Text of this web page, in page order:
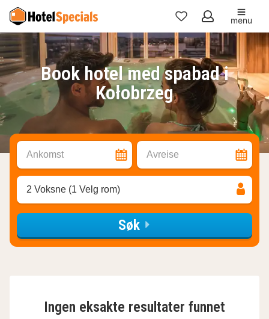
Mine
favoritter
menu
Book hotel med spabad i
Kołobrzeg
Ankomst Avreise
2 Voksne (1 Velg rom)
Søk
Ingen eksakte resultater funnet